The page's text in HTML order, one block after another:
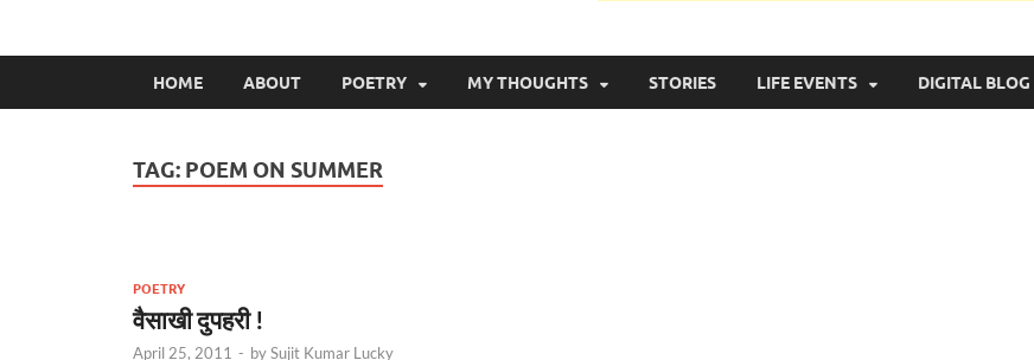
HOME ABOUT POETRY MY THOUGHTS STORIES LIFE EVENTS DIGITAL BLOG
TAG: POEM ON SUMMER
POETRY
वैसाखी दुपहरी !
April 25, 2011 - bySujit Kumar Lucky